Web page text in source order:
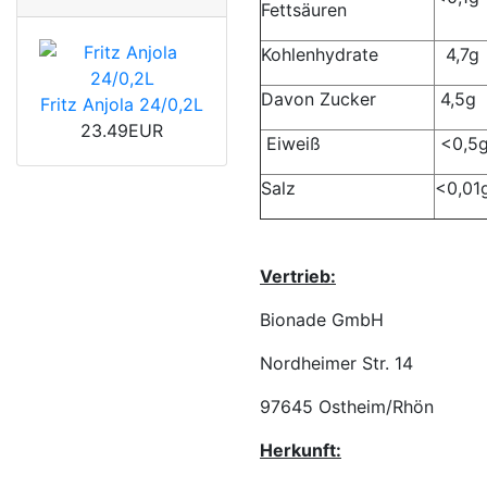
Fettsäuren
Kohlenhydrate 4,7g
Davon Zucker 4,5g
Eiweiß
Salz
Vertrieb:
Bionade GmbH
Nordheimer Str. 14
97645 Ostheim/Rhön
Herkunft:
Fritz Anjola 24/0,2L
23.49EUR